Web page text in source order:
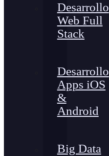
Desarrollo
Web Full
Stack
Desarrollo
Apps iOS
&
Android
Big Data